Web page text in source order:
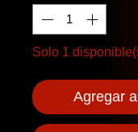
Solo 1
Agregar